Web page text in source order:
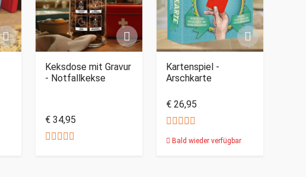
Keksdose mit Gravur
- Notfallkekse
€ 34,95
Kartenspiel -
Arschkarte
€ 26,95
Bald wieder verfügbar